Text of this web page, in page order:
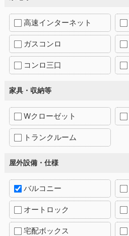
高速インターネット
ガスコンロ
コンロ三口
家具・収納等
Wクローゼット
トランクルーム
屋外設備・仕様
バルコニー
オートロック
宅配ボックス